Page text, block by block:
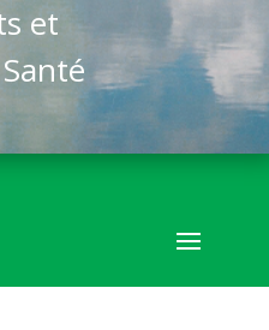
et